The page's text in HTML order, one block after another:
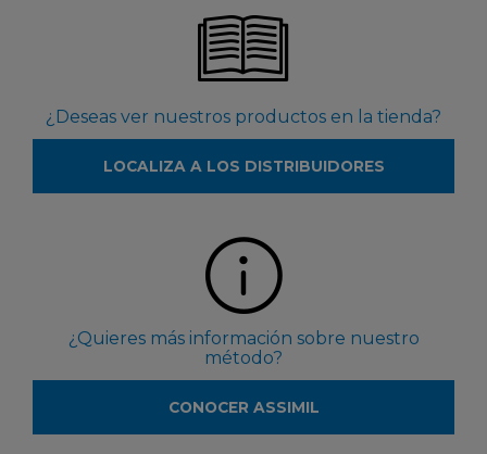
¿Deseas ver nuestros productos en la tienda?
LOCALIZA A LOS DISTRIBUIDORES
¿Quieres más información sobre nuestro
método?
CONOCER ASSIMIL